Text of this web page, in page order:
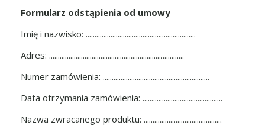
Formularz odstąpienia od umowy
Imię i nazwisko: ..............................................................
Adres: ............................................................................
Numer zamówienia: ............................................................
Data otrzymania zamówienia: .............................................
Nazwa zwracanego produktu: ............................................